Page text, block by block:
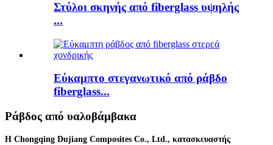
Στύλοι σκηνής από fiberglass υψηλής
...
Εύκαμπτο στεγανωτικό από ράβδο
fiberglass...
Ράβδος από υαλοβάμβακα
Η Chongqing Dujiang Composites Co., Ltd., κατασκευαστής